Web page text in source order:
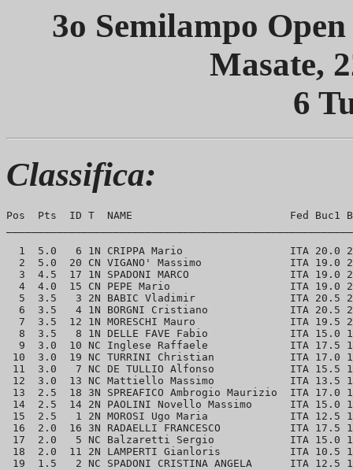
3o Semilampo
Masate,
6
Classifica:
Pos  Pts  ID T  NAME                         Fed Buc1
1  5.0   6 1N CRIPPA Mario                 ITA 20.0
2  5.0  20 CN VIGANO' Massimo              ITA 19.0
3  4.5  17 1N SPADONI MARCO                ITA 19.0
4  4.0  15 CN PEPE Mario                   ITA 19.0
5  3.5   3 2N BABIC Vladimir               ITA 20.5
6  3.5   4 1N BORGNI Cristiano             ITA 20.5
7  3.5  12 1N MORESCHI Mauro               ITA 19.5
8  3.5   8 1N DELLE FAVE Fabio             ITA 15.0
9  3.0  10 NC Inglese Raffaele             ITA 17.5
10  3.0  19 NC TURRINI Christian            ITA 17.0
11  3.0   7 NC DE TULLIO Alfonso            ITA 15.5
12  3.0  13 NC Mattiello Massimo            ITA 13.5
13  2.5  18 3N SPREAFICO Ambrogio Maurizio  ITA 17.0
14  2.5  14 2N PAOLINI Novello Massimo      ITA 15.0
15  2.5   1 2N MOROSI Ugo Maria             ITA 12.5
16  2.0  16 3N RADAELLI FRANCESCO           ITA 17.5
17  2.0   5 NC Balzaretti Sergio            ITA 15.0
18  2.0  11 2N LAMPERTI Gianloris           ITA 10.5
19  1.5   2 NC SPADONI CRISTINA ANGELA      ITA 12.5